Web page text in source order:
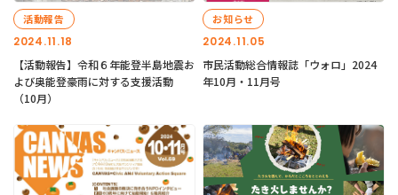
2024.11.18
活動報告
【活動報告】令和６年能登半島地震お
よび奥能登豪雨に対する支援活動
（10月）
2024.11.05
お知らせ
市民活動総合情報誌「ウォロ」2024
年10月・11月号